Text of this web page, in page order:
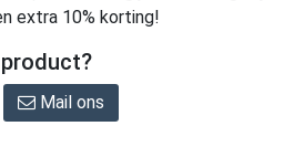
extra 10% korting!
Mail ons